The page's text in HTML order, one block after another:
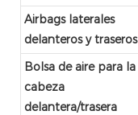
Airbags laterales
delanteros y traseros
Bolsa de aire para la
cabeza
delantera/trasera